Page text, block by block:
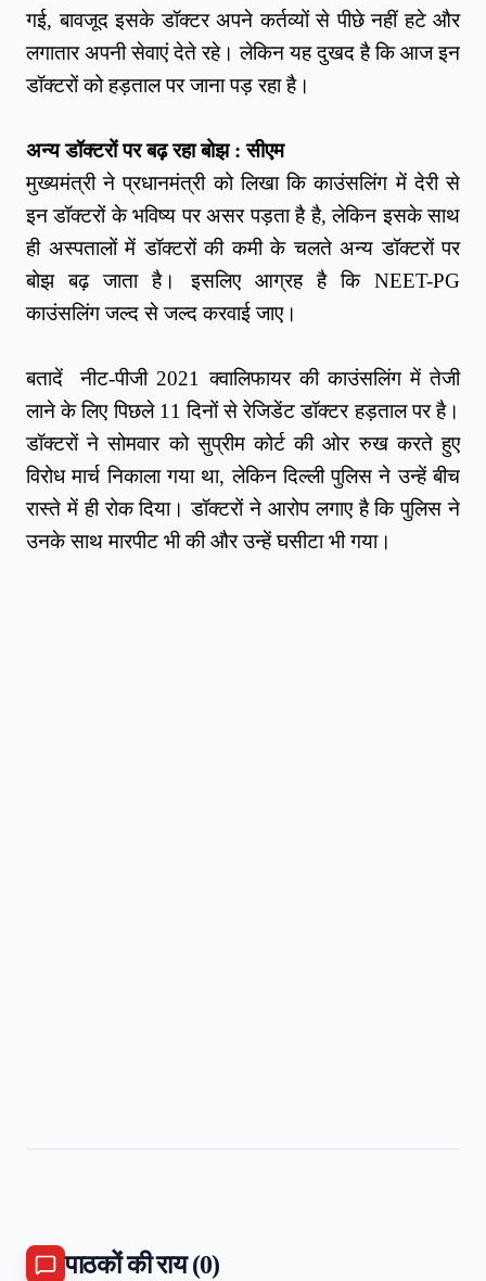
गई, बावजूद इसके डॉक्टर अपने कर्तव्यों से पीछे नहीं हटे और
लगातार अपनी सेवाएं देते रहे। लेकिन यह दुखद है कि आज इन
डॉक्टरों को हड़ताल पर जाना पड़ रहा है।
अन्य डॉक्टरों पर बढ़ रहा बोझ : सीएम
मुख्यमंत्री ने प्रधानमंत्री को लिखा कि काउंसलिंग में देरी से
इन डॉक्टरों के भविष्य पर असर पड़ता है है, लेकिन इसके साथ
ही अस्पतालों में डॉक्टरों की कमी के चलते अन्य डॉक्टरों पर
बोझ बढ़ जाता है। इसलिए आग्रह है कि NEET-PG
काउंसलिंग जल्द से जल्द करवाई जाए।
बतादें नीट-पीजी 2021 क्वालिफायर की काउंसलिंग में तेजी
लाने के लिए पिछले 11 दिनों से रेजिडेंट डॉक्टर हड़ताल पर है।
डॉक्टरों ने सोमवार को सुप्रीम कोर्ट की ओर रुख करते हुए
विरोध मार्च निकाला गया था, लेकिन दिल्ली पुलिस ने उन्हें बीच
रास्ते में ही रोक दिया। डॉक्टरों ने आरोप लगाए है कि पुलिस ने
उनके साथ मारपीट भी की और उन्हें घसीटा भी गया।
पाठकों की राय (0)